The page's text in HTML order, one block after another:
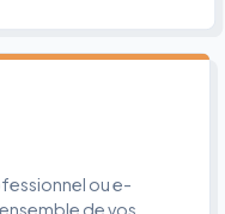
ou e-
de vos